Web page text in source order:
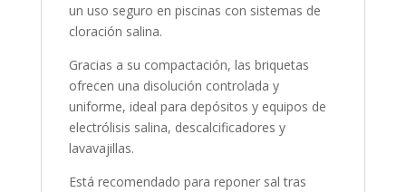
un uso seguro en piscinas con sistemas de
cloración salina.
Gracias a su compactación, las briquetas
ofrecen una disolución controlada y
uniforme, ideal para depósitos y equipos de
electrólisis salina, descalcificadores y
lavavajillas.
Está recomendado para reponer sal tras